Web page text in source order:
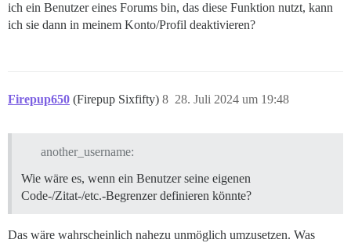
ich ein Benutzer eines Forums bin, das diese Funktion nutzt, kann
ich sie dann in meinem Konto/Profil deaktivieren?
Firepup650 (Firepup Sixfifty) 28. Juli 2024 um 19:48
8
another_username:
Wie wäre es, wenn ein Benutzer seine eigenen
Code-/Zitat-/etc.-Begrenzer definieren könnte?
Das wäre wahrscheinlich nahezu unmöglich umzusetzen. Was